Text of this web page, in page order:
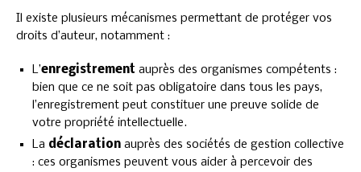
Il existe plusieurs mécanismes permettant de protéger vos
droits d’auteur, notamment :
L’enregistrement auprès des organismes compétents :
bien que ce ne soit pas obligatoire dans tous les pays,
l’enregistrement peut constituer une preuve solide de
votre propriété intellectuelle.
La déclaration auprès des sociétés de gestion collective
: ces organismes peuvent vous aider à percevoir des